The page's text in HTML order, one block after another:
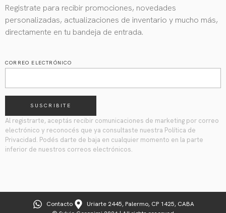
Registrate para recibir promociones, novedades
personalizadas, actualizaciones de inventario y mucho más,
directamente en tu bandeja de entrada.
CORREO ELECTRÓNICO
SUSCRIBITE
Al registrarte, aceptás recibir comunicaciones de marketing por correo
electrónico y reconocés que ya consultaste nuestra Política de
Privacidad. Podés darte de baja en cualquier momento en la parte
inferior de nuestros correos electrónicos.
Contacto
Uriarte 2445, Palermo, CP 1425, CABA